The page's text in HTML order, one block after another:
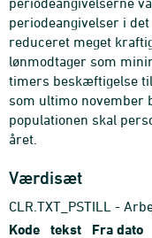
periodeangivelser i
reduceret meget
lønmodtager som
timers beskæftigelse
som ultimo
populationen skal
året.
Værdisæt
CLR.TXT_PSTILL -
Kode tekst Fra dato